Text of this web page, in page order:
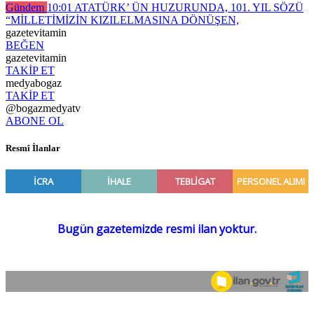
Gündem 10:01 ATATÜRK’ ÜN HUZURUNDA, 101. YIL SÖZÜ
“MİLLETİMİZİN KIZILELMASINA DÖNÜŞEN,
gazetevitamin
BEĞEN
gazetevitamin
TAKİP ET
medyabogaz
TAKİP ET
@bogazmedyatv
ABONE OL
Resmî İlanlar